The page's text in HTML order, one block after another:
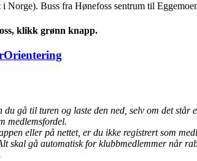
Buss fra Hønefoss sentrum til
klikk grønn knapp.
gå til turen og laste den ned, selv om det
medlemsfordel.
eller på nettet, er du ikke registrert som
skal gå automatisk for klubbmedlemmer når